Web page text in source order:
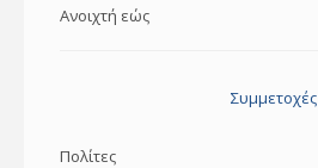
Ανοιχτή εώς
Συμμετοχές
Πολίτες